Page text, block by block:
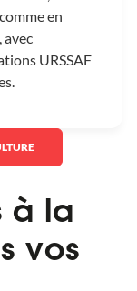
en
avec
URSSAF
à la
vos